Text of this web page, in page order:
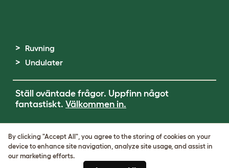
Ruvning
Undulater
Ställ oväntade frågor. Uppfinn något
fantastiskt. Välkommen in.
Cookie & Privacy Policy
Cookie Settings
By clicking "Accept All", you agree to the storing of cookies on your
device to enhance site navigation, analyze site usage, and assist in
our marketing efforts.